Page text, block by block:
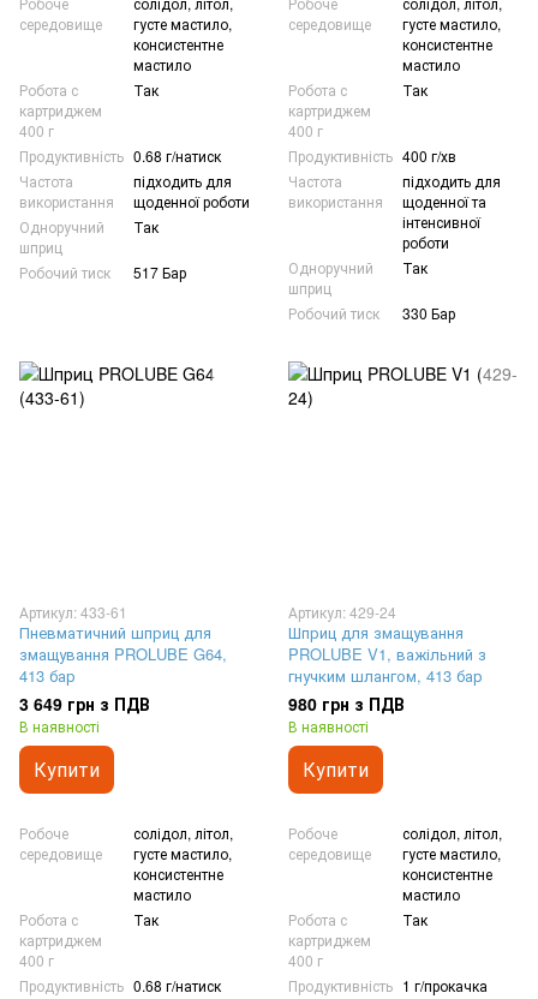
середовище
густе мастило,
консистентне
мастило
Робота с
картриджем
400 г
Так
Продуктивність 0.68 г/натиск
Частота
використання
підходить для
щоденної роботи
Одноручний
шприц
Так
Робочий тиск 517 Бар
середовище
густе мастило,
консистентне
мастило
Робота с
картриджем
400 г
Так
Продуктивність 400 г/хв
Частота
використання
підходить для
щоденної та
інтенсивної
роботи
Одноручний
шприц
Так
Робочий тиск 330 Бар
Артикул: 433-61
Пневматичний шприц для
змащування PROLUBE G64,
413 бар
3 649 грн з ПДВ
В наявності
Купити
Робоче
середовище
солідол, літол,
густе мастило,
консистентне
мастило
Робота с
картриджем
400 г
Так
Продуктивність 0.68 г/натиск
Артикул: 429-24
Шприц для змащування
PROLUBE V1, важільний з
гнучким шлангом, 413 бар
980 грн з ПДВ
В наявності
Купити
Робоче
середовище
солідол, літол,
густе мастило,
консистентне
мастило
Робота с
картриджем
400 г
Так
Продуктивність 1 г/прокачка